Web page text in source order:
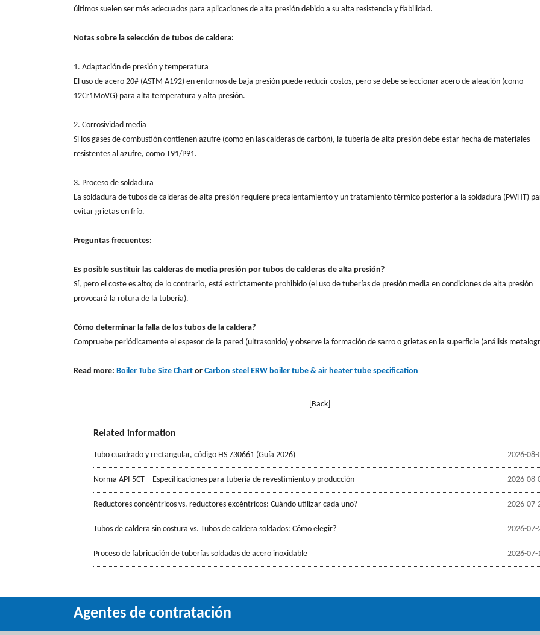
últimos suelen ser más adecuados para aplicaciones de alta presión debido a su alta resistencia y fiabilidad.
Notas sobre la selección de tubos de caldera:
1. Adaptación de presión y temperatura
El uso de acero 20# (ASTM A192) en entornos de baja presión puede reducir costos, pero se debe seleccionar acero de aleación (como
12Cr1MoVG) para alta temperatura y alta presión.
2. Corrosividad media
Si los gases de combustión contienen azufre (como en las calderas de carbón), la tubería de alta presión debe estar hecha de materiales
resistentes al azufre, como T91/P91.
3. Proceso de soldadura
La soldadura de tubos de calderas de alta presión requiere precalentamiento y un tratamiento térmico posterior a la soldadura (PWHT)
evitar grietas en frío.
Preguntas frecuentes:
Es posible sustituir las calderas de media presión por tubos de calderas de alta presión?
Sí, pero el coste es alto; de lo contrario, está estrictamente prohibido (el uso de tuberías de presión media en condiciones de alta presión
provocará la rotura de la tubería).
Cómo determinar la falla de los tubos de la caldera?
Compruebe periódicamente el espesor de la pared (ultrasonido) y observe la formación de sarro o grietas en la superficie (análisis
Read more: Boiler Tube Size Chart or Carbon steel ERW boiler tube & air heater tube specification
[Back]
Related information
2026-08-
Tubo cuadrado y rectangular, código HS 730661 (Guía 2026)
2026-08-
Norma API 5CT – Especificaciones para tubería de revestimiento y producción
2026-07-
Reductores concéntricos vs. reductores excéntricos: Cuándo utilizar cada uno?
2026-07-
Tubos de caldera sin costura vs. Tubos de caldera soldados: Cómo elegir?
2026-07-
Proceso de fabricación de tuberías soldadas de acero inoxidable
Agentes de contratación